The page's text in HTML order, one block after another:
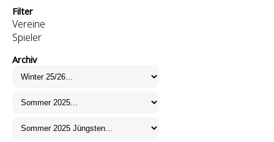
Filter
Vereine
Spieler
Archiv